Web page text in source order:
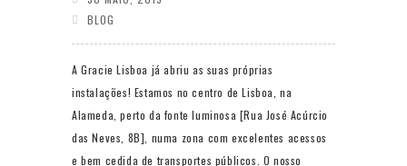
BLOG
A Gracie Lisboa já abriu as suas próprias
instalações! Estamos no centro de Lisboa, na
Alameda, perto da fonte luminosa [Rua José Acúrcio
das Neves, 8B], numa zona com excelentes acessos
e bem cedida de transportes públicos. O nosso